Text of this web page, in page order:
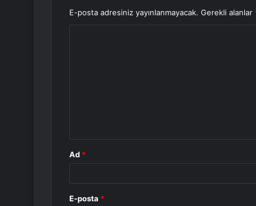
E-posta adresiniz yayınlanmayacak. Gerekli alanlar
Ad *
E-posta *